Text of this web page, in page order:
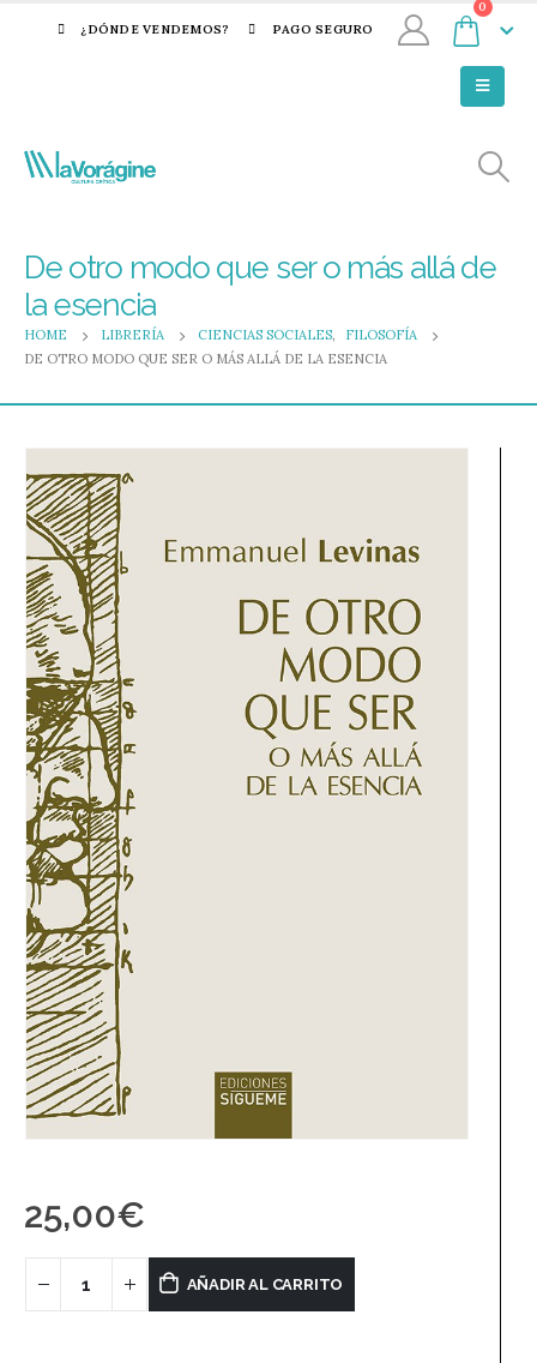
¿DÓNDE VENDEMOS? PAGO SEGURO
0
De otro modo que ser o más allá de
la esencia
HOME LIBRERÍA CIENCIAS SOCIALES,
FILOSOFÍA
DE OTRO MODO QUE SER O MÁS ALLÁ DE LA ESENCIA
25,00€
AÑADIR AL CARRITO